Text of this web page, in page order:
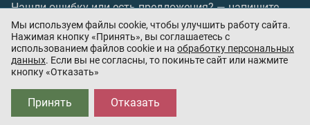
Нашли ошибку или есть предложения? —напишите
нам
Порядок проведения оплаты по банковским
картам/Цены/Оферта
Приложения партнёров:
Мы используем файлы cookie, чтобы улучшить работу сайта.
Нажимая кнопку «Принять», вы соглашаетесь с
использованием файлов cookie и на обработку персональных
данных. Если вы не согласны, то покиньте сайт или нажмите
кнопку «Отказать»
Отказать
Принять